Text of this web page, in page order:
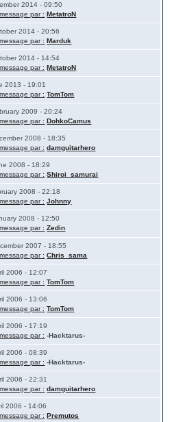
2014 - 09:50
par : MetatroN
2014 - 20:56
par : Marduk
2014 - 14:54
par : MetatroN
2013 - 19:01
par : TomTom
2009 - 20:24
par : DohkoCamus
2008 - 18:35
par : damguitarhero
2008 - 18:29
par : Shiroi_samurai
2008 - 22:18
par : Johnny
2008 - 12:50
par : Zedin
2007 - 18:55
par : Chris_sama
2006 - 12:07
par : TomTom
2006 - 13:06
par : TomTom
2006 - 17:19
par : -Hacktarus-
2006 - 08:39
par : -Hacktarus-
2006 - 22:31
par : damguitarhero
2006 - 14:06
par : Premutos